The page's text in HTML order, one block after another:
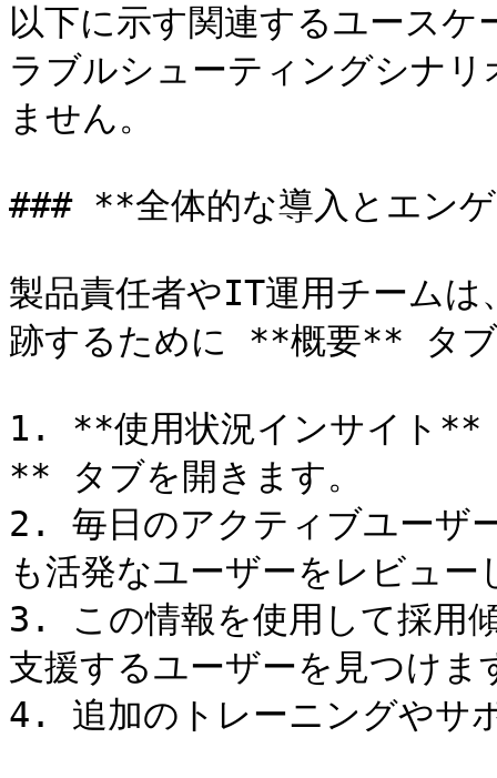
以下に示す関連するユース
ラブルシューティングシナ
ません。
### **全体的な導入とエン
製品責任者やIT運用チーム
跡するために **概要** タブ
1. **使用状況インサイト**
** タブを開きます。
2. 毎日のアクティブユーザ
も活発なユーザーをレビュ​​ー
3. この情報を使用して採用
支援するユーザーを見つけま
4. 追加のトレーニングやサ